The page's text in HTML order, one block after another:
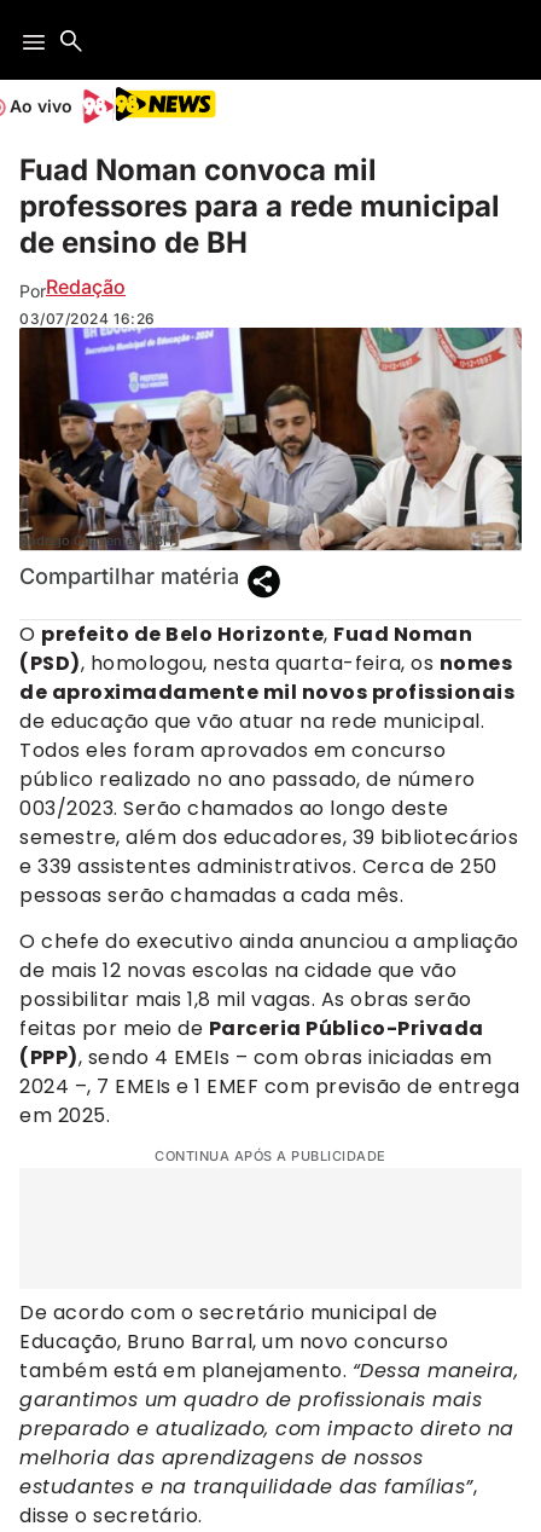
Ao vivo
Fuad Noman convoca mil
professores para a rede municipal
de ensino de BH
PorRedação
03/07/2024 16:26
Rodrigo Clemente / PBH
Compartilhar matéria
O prefeito de Belo Horizonte, Fuad Noman
(PSD), homologou, nesta quarta-feira, os nomes
de aproximadamente mil novos profissionais
de educação que vão atuar na rede municipal.
Todos eles foram aprovados em concurso
público realizado no ano passado, de número
003/2023. Serão chamados ao longo deste
semestre, além dos educadores, 39 bibliotecários
e 339 assistentes administrativos. Cerca de 250
pessoas serão chamadas a cada mês.
O chefe do executivo ainda anunciou a ampliação
de mais 12 novas escolas na cidade que vão
possibilitar mais 1,8 mil vagas. As obras serão
feitas por meio de Parceria Público-Privada
(PPP), sendo 4 EMEIs – com obras iniciadas em
2024 –, 7 EMEIs e 1 EMEF com previsão de entrega
em 2025.
CONTINUA APÓS A PUBLICIDADE
De acordo com o secretário municipal de
Educação, Bruno Barral, um novo concurso
também está em planejamento. “Dessa maneira,
garantimos um quadro de profissionais mais
preparado e atualizado, com impacto direto na
melhoria das aprendizagens de nossos
estudantes e na tranquilidade das famílias”,
disse o secretário.